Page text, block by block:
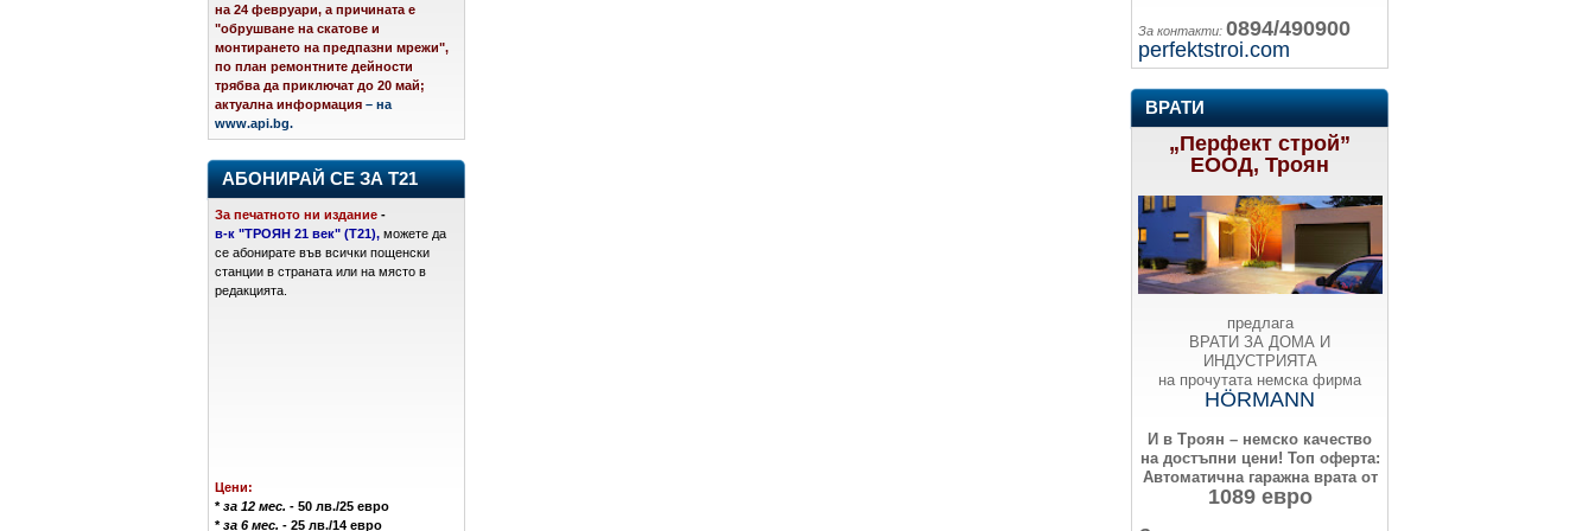
на 24 февруари, а причината е
"обрушване на скатове и
монтирането на предпазни мрежи",
по план ремонтните дейности
трябва да приключат до 20 май;
актуална информация – на
www.api.bg.
АБОНИРАЙ СЕ ЗА Т21
За печатното ни издание -
в-к "ТРОЯН 21 век" (Т21), можете да
се абонирате във всички пощенски
станции в страната или на място в
редакцията.
Цени:
*за 12 мес. - 50 лв./25 евро
*за 6 мес. - 25 лв./14 евро
За контакти: 0894/490900
perfektstroi.com
ВРАТИ
„Перфект строй”
ЕООД, Троян
предлага
ВРАТИ ЗА ДОМА И
ИНДУСТРИЯТА
на прочутата немска фирма
HÖRMANN
И в Троян – немско качество
на достъпни цени! Топ оферта:
Автоматична гаражна врата от
1089 евро